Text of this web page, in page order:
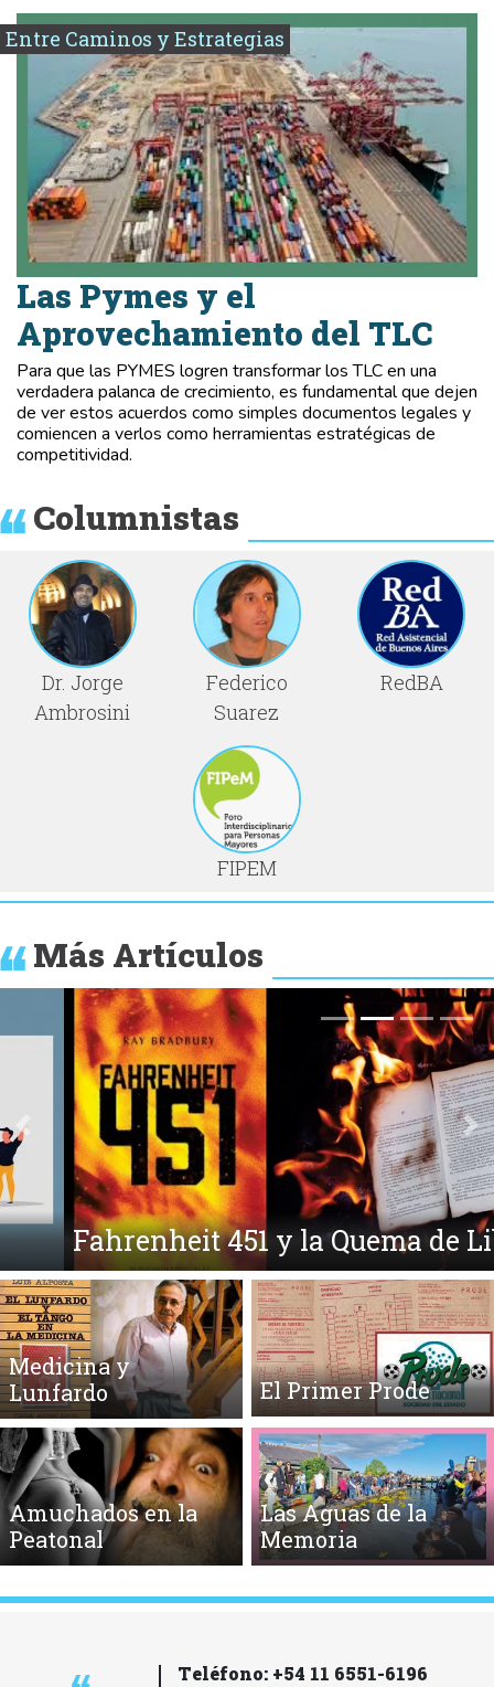
Entre Caminos y Estrategias
Las Pymes y el
Aprovechamiento del TLC
Para que las PYMES logren transformar los TLC en una
verdadera palanca de crecimiento, es fundamental que dejen
de ver estos acuerdos como simples documentos legales y
comiencen a verlos como herramientas estratégicas de
competitividad.
Columnistas
Dr. Jorge
Ambrosini
Federico
Suarez
RedBA
FIPEM
Más Artículos
Fahrenheit 451 y la Quema de Libros
Anterior
Medicina y
Lunfardo
El Primer Prode
Amuchados en la
Peatonal
Las Aguas de la
Memoria
Teléfono: +54 11 6551-6196